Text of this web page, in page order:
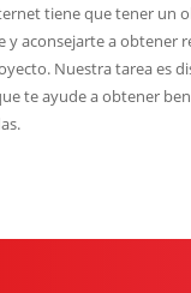
tiene que tener un
y aconsejarte a obtener
Nuestra tarea es
te ayude a obtener